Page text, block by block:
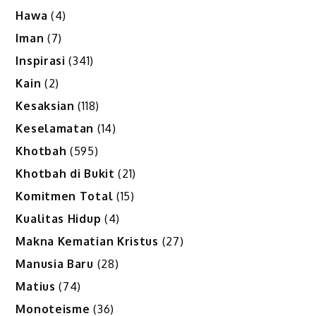
Hawa (4)
Iman (7)
Inspirasi (341)
Kain (2)
Kesaksian (118)
Keselamatan (14)
Khotbah (595)
Khotbah di Bukit (21)
Komitmen Total (15)
Kualitas Hidup (4)
Makna Kematian Kristus (27)
Manusia Baru (28)
Matius (74)
Monoteisme (36)